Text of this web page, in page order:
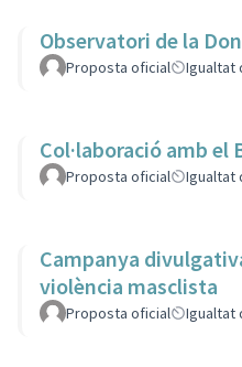
Observatori de la
Proposta oficial Igualtat
Col·laboració amb el
Proposta oficial Igualtat
Campanya
violència masclista
Proposta oficial Igualtat